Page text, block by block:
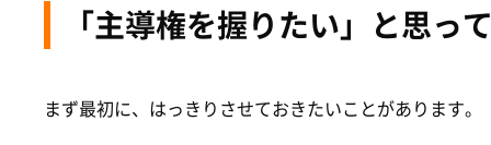
「主導権を握りたい」と思っ
まず最初に、はっきりさせておきたいことがあります。